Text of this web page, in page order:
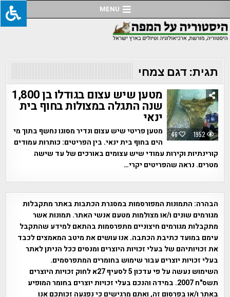
to
content
MENU
תגית:דגם צמחי
46 1952
מטען שיש עצום בגודלו בן 1,800
שנה התגלה במצולות בחוף בית
ינאי
מטען פריטי שיש עצום ונדיר מסוגו נחשף בתוך מי
הים בחוף בית ינאי. בין הפריטים: כותרות עמודים
קורינתיות וקירות עמודי שיש עצומים באורכים של עד שישה
מטרים. נראה שהפריטים יקרי…
הבהרה: התמונות המפורסמות במסגרת הכתבות באתר מתקבלות
מגורמים שונים ו/או מצולמות מטעם אנשי האתר. תמונות אשר
מתקבלות מגורמים חיצוניים מתפרסמות בהתאם למידע שהתקבל
עימם במועד כתיבת הכתבה. אנו עושים את מיטב המאמצים לכבד
את זכויותיהם של בעלי זכויות היוצרים ומנסים ככל הניתן לאתר
בעלי זכויות יוצרים עבור שימוש בחומרים המתפרסמים.
השימוש נעשה על פי עדכון 5 לסעיף 27א לחוק זכויות היוצרים
תשס"ח 2007. במידה והנכם בעלי זכויות יוצרים בחומר המופיע
באתר ו/או בפרסום זה, ואתם מרגישים כי נפגעה זכותכם אנו